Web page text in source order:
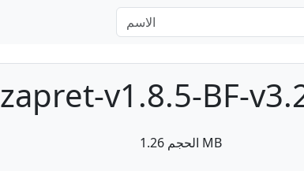
zapret-v1.8.5-BF-
الحجم 1.26 MB